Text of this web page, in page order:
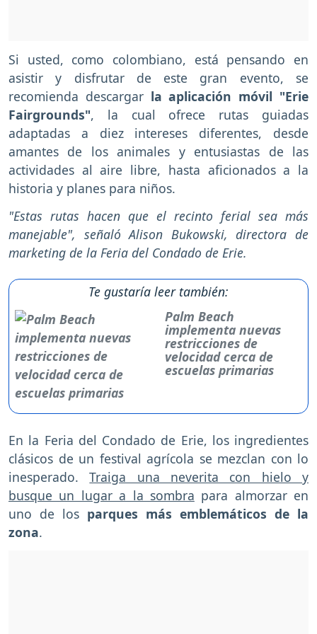
Si usted, como colombiano, está pensando en
asistir y disfrutar de este gran evento, se
recomienda descargar la aplicación móvil "Erie
Fairgrounds", la cual ofrece rutas guiadas
adaptadas a diez intereses diferentes, desde
amantes de los animales y entusiastas de las
actividades al aire libre, hasta aficionados a la
historia y planes para niños.
"Estas rutas hacen que el recinto ferial sea más
manejable", señaló Alison Bukowski, directora de
marketing de la Feria del Condado de Erie.
Te gustaría leer también:
Palm Beach
implementa nuevas
restricciones de
velocidad cerca de
escuelas primarias
En la Feria del Condado de Erie, los ingredientes
clásicos de un festival agrícola se mezclan con lo
inesperado.Traiga una neverita con hielo y
busque un lugar a la sombra para almorzar en
uno de los parques más emblemáticos de la
zona.